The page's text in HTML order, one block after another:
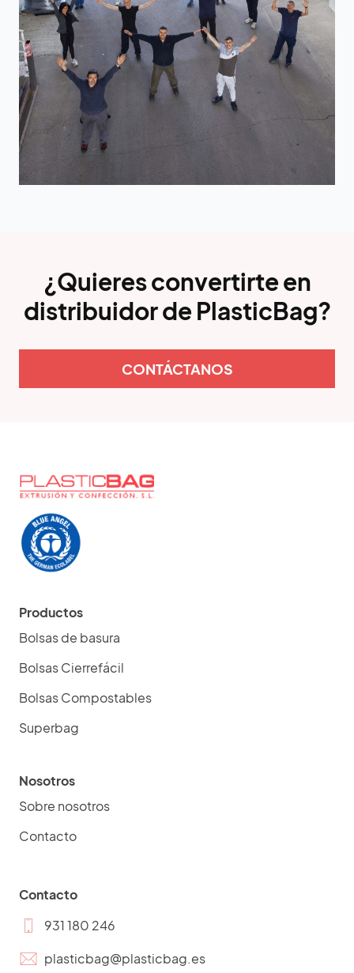
¿Quieres convertirte en
distribuidor de PlasticBag?
CONTÁCTANOS
Productos
Bolsas de basura
Bolsas Cierrefácil
Bolsas Compostables
Superbag
Nosotros
Sobre nosotros
Contacto
Contacto
931 180 246
plasticbag@plasticbag.es